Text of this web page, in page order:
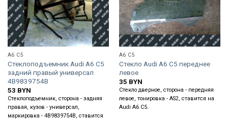
A6 C5
Стеклоподъемник Audi A6 C5
задний правый универсал
4B9839754B
53 BYN
Стеклоподъемник, сторона - задняя
правая, кузов - универсал,
маркировка - 4B9839754B, ставится
A6 C5
Стекло Audi A6 C5 переднее
левое
35 BYN
Стекло дверное, сторона - передняя
левое, тонировка - AS2, ставится на
Audi A6 C5.